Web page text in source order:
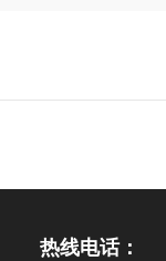
热线电话：